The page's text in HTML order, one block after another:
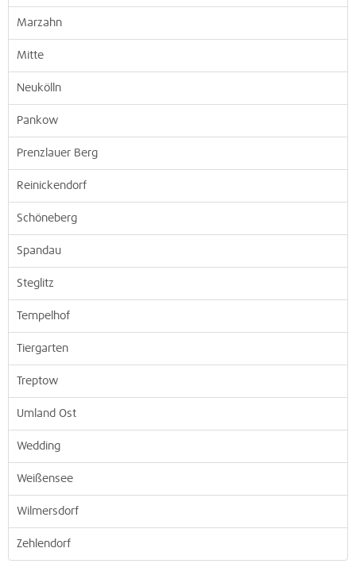
Marzahn
Mitte
Neukölln
Pankow
Prenzlauer Berg
Reinickendorf
Schöneberg
Spandau
Steglitz
Tempelhof
Tiergarten
Treptow
Umland Ost
Wedding
Weißensee
Wilmersdorf
Zehlendorf